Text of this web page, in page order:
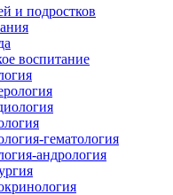
и подростков
воспитание
гематология
андрология